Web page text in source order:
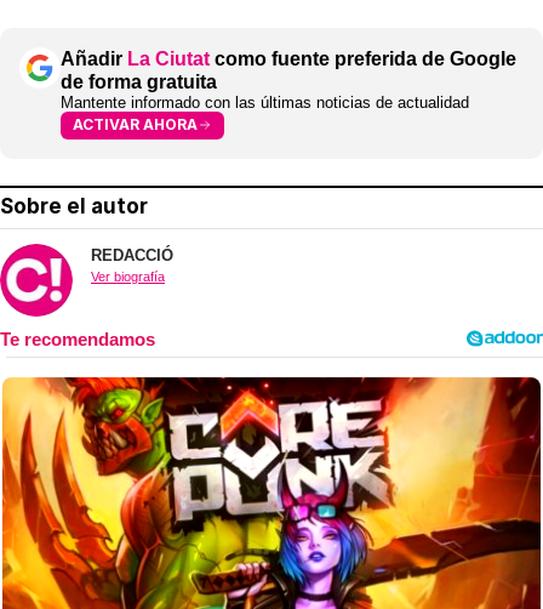
Añadir La Ciutat como fuente preferida de Google
de forma gratuita
Mantente informado con las últimas noticias de actualidad
ACTIVAR AHORA
Sobre el autor
REDACCIÓ
Ver biografía